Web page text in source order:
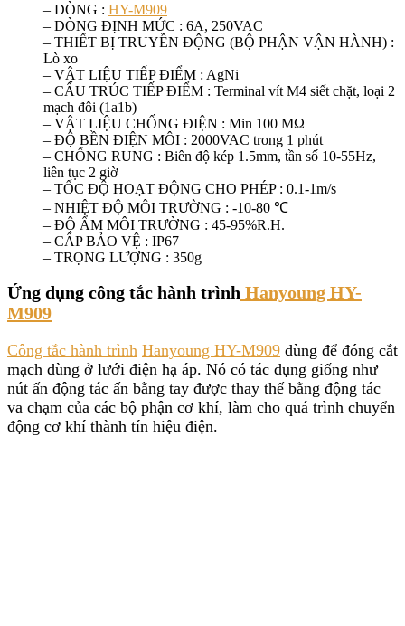
– DÒNG : HY-M909
– DÒNG ĐỊNH MỨC : 6A, 250VAC
– THIẾT BỊ TRUYỀN ĐỘNG (BỘ PHẬN VẬN HÀNH) :
Lò xo
– VẬT LIỆU TIẾP ĐIỂM : AgNi
– CẤU TRÚC TIẾP ĐIỂM : Terminal vít M4 siết chặt, loại 2
mạch đôi (1a1b)
– VẬT LIỆU CHỐNG ĐIỆN : Min 100 MΩ
– ĐỘ BỀN ĐIỆN MÔI : 2000VAC trong 1 phút
– CHỐNG RUNG : Biên độ kép 1.5mm, tần số 10-55Hz,
liên tục 2 giờ
– TỐC ĐỘ HOẠT ĐỘNG CHO PHÉP : 0.1-1m/s
– NHIỆT ĐỘ MÔI TRƯỜNG : -10-80 ℃
– ĐỘ ẨM MÔI TRƯỜNG : 45-95%R.H.
– CẤP BẢO VỆ : IP67
– TRỌNG LƯỢNG : 350g
Ứng dụng công tắc hành trình Hanyoung HY-
M909
Công tắc hành trình Hanyoung HY-M909 dùng để đóng cắt
mạch dùng ở lưới điện hạ áp. Nó có tác dụng giống như
nút ấn động tác ấn bằng tay được thay thế bằng động tác
va chạm của các bộ phận cơ khí, làm cho quá trình chuyển
động cơ khí thành tín hiệu điện.